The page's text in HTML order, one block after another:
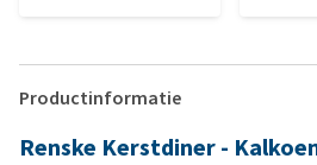
Productinformatie
Renske Kerstdiner -